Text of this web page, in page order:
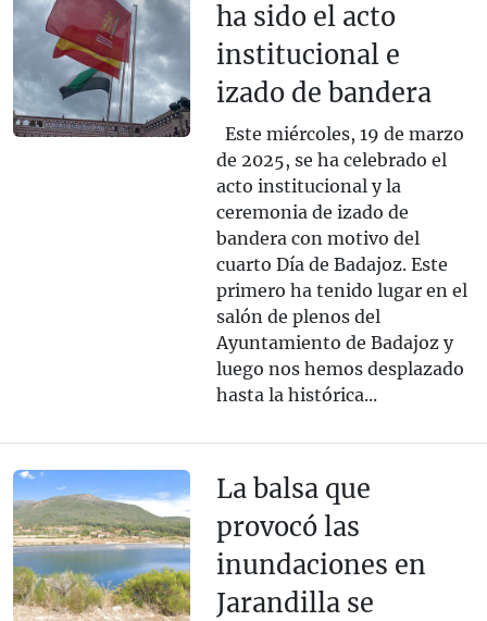
ha sido el acto
institucional e
izado de bandera
Este miércoles, 19 de marzo
de 2025, se ha celebrado el
acto institucional y la
ceremonia de izado de
bandera con motivo del
cuarto Día de Badajoz. Este
primero ha tenido lugar en el
salón de plenos del
Ayuntamiento de Badajoz y
luego nos hemos desplazado
hasta la histórica...
La balsa que
provocó las
inundaciones en
Jarandilla se